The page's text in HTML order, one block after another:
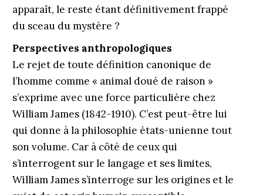
apparaît, le reste étant définitivement frappé
du sceau du mystère ?
Perspectives anthropologiques
Le rejet de toute définition canonique de
l’homme comme « animal doué de raison »
s’exprime avec une force particulière chez
William James (1842-1910). C’est peut-être lui
qui donne à la philosophie états-unienne tout
son volume. Car à côté de ceux qui
s’interrogent sur le langage et ses limites,
William James s’interroge sur les origines et le